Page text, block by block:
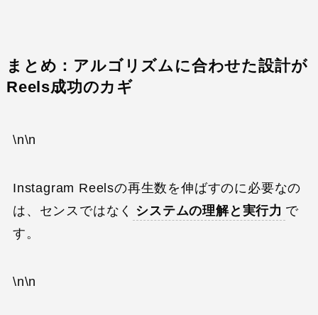
まとめ：アルゴリズムに合わせた設計が
Reels成功のカギ
\n\n
Instagram Reelsの再生数を伸ばすのに必要なの
は、センスではなく
システムの理解と実行力 で
す。
\n\n